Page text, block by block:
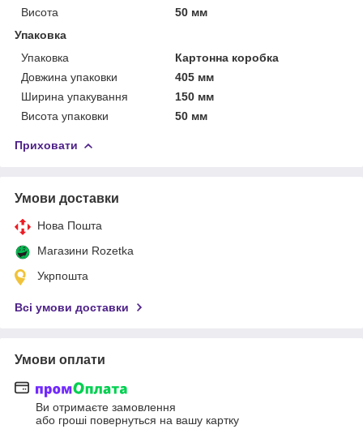
Висота
50 мм
Упаковка
Упаковка
Картонна коробка
Довжина упаковки
405 мм
Ширина упакування
150 мм
Висота упаковки
50 мм
Приховати
Умови доставки
Нова Пошта
Магазини Rozetka
Укрпошта
Всі умови доставки
Умови оплати
Ви отримаєте замовлення
або гроші повернуться на вашу картку